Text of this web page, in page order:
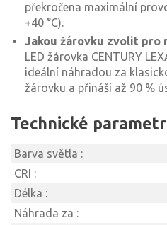
překročena maximální
+40 °C).
Jakou žárovku zvolit pro
LED žárovka CENTURY
ideální náhradou za
žárovku a přináší až 90 %
Technické
Barva světla :
CRI :
Délka :
Náhrada za :